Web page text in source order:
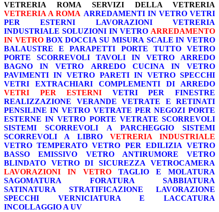
VETRERIA ROMA
SERVIZI DELLA VETRERIA
VETRERIA A ROMA ARREDAMENTI IN VETRO VETRI
PER ESTERNI
LAVORAZIONI
VETRERIA
INDUSTRIALE SOLUZIONI IN VETRO ARREDAMENTO
IN VETRO BOX DOCCIA SU MISURA SCALE IN VETRO
BALAUSTRE E PARAPETTI
PORTE TUTTO VETRO
PORTE SCORREVOLI
TAVOLI IN VETRO
ARREDO
BAGNO IN VETRO
ARREDO CUCINA IN VETRO
PAVIMENTI IN VETRO PARETI IN VETRO SPECCHI
VETRI EXTRACHIARI
COMPLEMENTI DI ARREDO
VETRI PER ESTERNI
VETRI PER FINESTRE
REALIZZAZIONE VERANDE
VETRATE E RETINATI
PENSILINE IN VETRO VETRATE PER NEGOZI PORTE
ESTERNE IN VETRO PORTE VETRATE SCORREVOLI
SISTEMI SCORREVOLI A PARCHEGGIO
SISTEMI
SCORREVOLI A LIBRO
VETRERIA INDUSTRIALE
VETRO TEMPERATO VETRO PER EDILIZIA VETRO
BASSO EMISSIVO
VETRO ANTIRUMORE
VETRO
BLINDATO
VETRO DI SICUREZZA
VETROCAMERA
LAVORAZIONI IN VETRO
TAGLIO E MOLATURA
SAGOMATURA
FORATURA
SABBIATURA
SATINATURA
STRATIFICAZIONE
LAVORAZIONE
SPECCHI
VERNICIATURA E LACCATURA
INCOLLAGGIO A UV